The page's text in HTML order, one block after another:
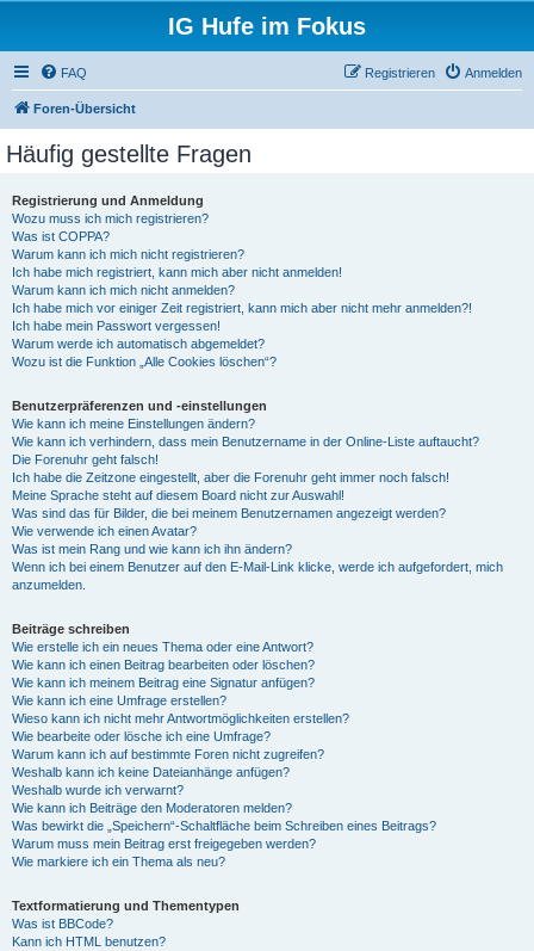
IG Hufe im Fokus
FAQ Anmelden
Registrieren
Foren-Übersicht
Häufig gestellte Fragen
Registrierung und Anmeldung
Wozu muss ich mich registrieren?
Was ist COPPA?
Warum kann ich mich nicht registrieren?
Ich habe mich registriert, kann mich aber nicht anmelden!
Warum kann ich mich nicht anmelden?
Ich habe mich vor einiger Zeit registriert, kann mich aber nicht mehr anmelden?!
Ich habe mein Passwort vergessen!
Warum werde ich automatisch abgemeldet?
Wozu ist die Funktion „Alle Cookies löschen“?
Benutzerpräferenzen und -einstellungen
Wie kann ich meine Einstellungen ändern?
Wie kann ich verhindern, dass mein Benutzername in der Online-Liste auftaucht?
Die Forenuhr geht falsch!
Ich habe die Zeitzone eingestellt, aber die Forenuhr geht immer noch falsch!
Meine Sprache steht auf diesem Board nicht zur Auswahl!
Was sind das für Bilder, die bei meinem Benutzernamen angezeigt werden?
Wie verwende ich einen Avatar?
Was ist mein Rang und wie kann ich ihn ändern?
Wenn ich bei einem Benutzer auf den E-Mail-Link klicke, werde ich aufgefordert, mich
anzumelden.
Beiträge schreiben
Wie erstelle ich ein neues Thema oder eine Antwort?
Wie kann ich einen Beitrag bearbeiten oder löschen?
Wie kann ich meinem Beitrag eine Signatur anfügen?
Wie kann ich eine Umfrage erstellen?
Wieso kann ich nicht mehr Antwortmöglichkeiten erstellen?
Wie bearbeite oder lösche ich eine Umfrage?
Warum kann ich auf bestimmte Foren nicht zugreifen?
Weshalb kann ich keine Dateianhänge anfügen?
Weshalb wurde ich verwarnt?
Wie kann ich Beiträge den Moderatoren melden?
Was bewirkt die „Speichern“-Schaltfläche beim Schreiben eines Beitrags?
Warum muss mein Beitrag erst freigegeben werden?
Wie markiere ich ein Thema als neu?
Textformatierung und Thementypen
Was ist BBCode?
Kann ich HTML benutzen?